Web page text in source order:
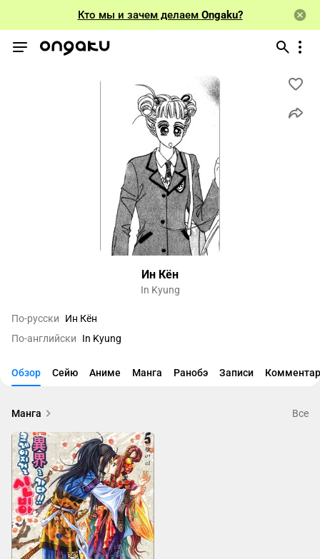
Кто мы и зачем делаем Ongaku?
Ин Кён
In Kyung
По-русски
Ин Кён
По-английски
In Kyung
Обзор Сейю Аниме Манга Ранобэ Записи
Манга Все